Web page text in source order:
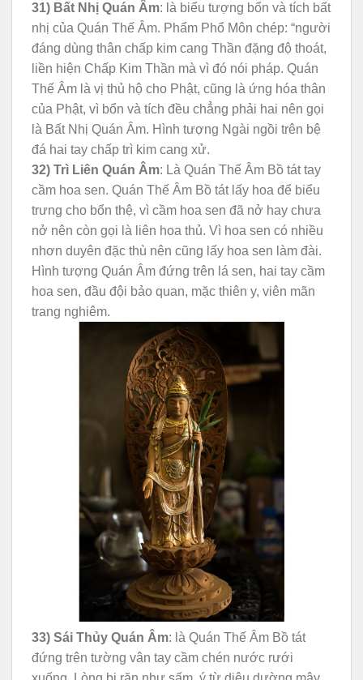
31) Bất Nhị Quán Âm: là biểu tượng bổn và tích bất
nhị của Quán Thế Âm. Phẩm Phổ Môn chép: “người
đáng dùng thân chấp kim cang Thần đặng độ thoát,
liền hiện Chấp Kim Thần mà vì đó nói pháp. Quán
Thế Âm là vị thủ hộ cho Phật, cũng là ứng hóa thân
của Phật, vì bổn và tích đều chẳng phải hai nên gọi
là Bất Nhị Quán Âm. Hình tượng Ngài ngồi trên bệ
đá hai tay chấp trì kim cang xử.
32) Trì Liên Quán Âm: Là Quán Thế Âm Bồ tát tay
cầm hoa sen. Quán Thế Âm Bồ tát lấy hoa để biểu
trưng cho bổn thệ, vì cầm hoa sen đã nở hay chưa
nở nên còn gọi là liên hoa thủ. Vì hoa sen có nhiều
nhơn duyên đặc thù nên cũng lấy hoa sen làm đài.
Hình tượng Quán Âm đứng trên lá sen, hai tay cầm
hoa sen, đầu đội bảo quan, mặc thiên y, viên mãn
trang nghiêm.
33) Sái Thủy Quán Âm: là Quán Thế Âm Bồ tát
đứng trên tường vân tay cầm chén nước rưới